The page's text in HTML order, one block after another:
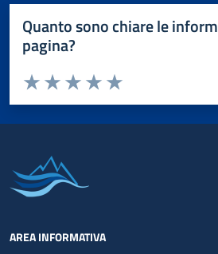
Quanto sono chiare le
pagina?
Valuta da 1 a 5 stelle la pagina
Valuta 5 stelle su 5
Valuta 4 stelle su 5
Valuta 3 stelle su 5
Valuta 2 stelle su 5
Valuta 1 stelle su 5
AREA INFORMATIVA